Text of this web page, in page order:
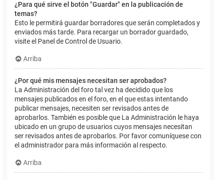
¿Para qué sirve el botón "Guardar" en la publicación de
temas?
Esto le permitirá guardar borradores que serán completados y
enviados más tarde. Para recargar un borrador guardado,
visite el Panel de Control de Usuario.
Arriba
¿Por qué mis mensajes necesitan ser aprobados?
La Administración del foro tal vez ha decidido que los
mensajes publicados en el foro, en el que estas intentando
publicar mensajes, necesiten ser revisados antes de
aprobarlos. También es posible que La Administración le haya
ubicado en un grupo de usuarios cuyos mensajes necesitan
ser revisados antes de aprobarlos. Por favor comuníquese con
el administrador para más información al respecto.
Arriba